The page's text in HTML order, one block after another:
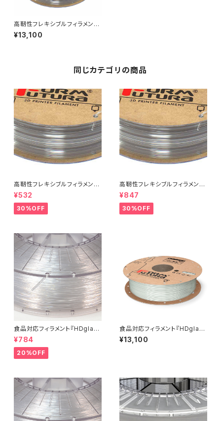
高靭性フレキシブルフィラメント
『Crystal Flex』
¥13,100
同じカテゴリの商品
高靭性フレキシブルフィラメント
『Crystal Flex』：お試しサンプ
ル 5M
¥532
30%OFF
高靭性フレキシブルフィラメント
『Crystal Flex』：お試しサンプ
ル 10M
¥847
30%OFF
食品対応フィラメント『HDglas
s』：お試しサンプル 10M
¥784
20%OFF
食品対応フィラメント『HDglas
s』
¥13,100